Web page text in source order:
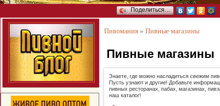
Поделиться…
Пивомания » Пивные магазины
Пивные магазины
Знаете, где можно насладиться свежим
Пусть узнают и другие! Добавьте
пивных ресторанах, пабах, магазинах,
наш каталог!